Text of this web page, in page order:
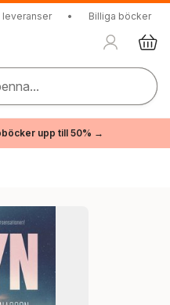
leveranser • Billiga böcker
upp till 50% →